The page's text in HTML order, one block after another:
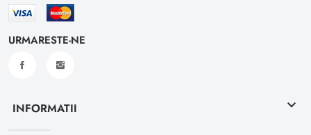
URMARESTE-NE
INFORMATII keyboard_arrow_down